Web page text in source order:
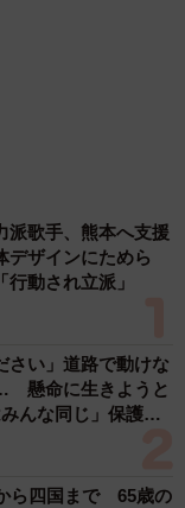
ベタベタしたもの
症があることが分
う。炎症は１週
しくしていたそう
んで」とよく鳴い
た保護主は驚き、
。自分で赤い糸
言った。
るのに、まだ欲し
夕飾り、書かれた願
終わりがないのか
海で赤銅色の肉体
な」「ばり渋いで